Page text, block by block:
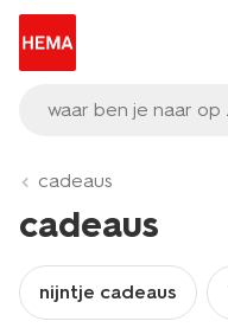
waar ben je naar op
cadeaus
cadeaus
nijntje cadeaus